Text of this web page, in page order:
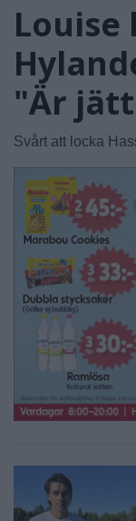
Louise
"Är
Svårt att locka